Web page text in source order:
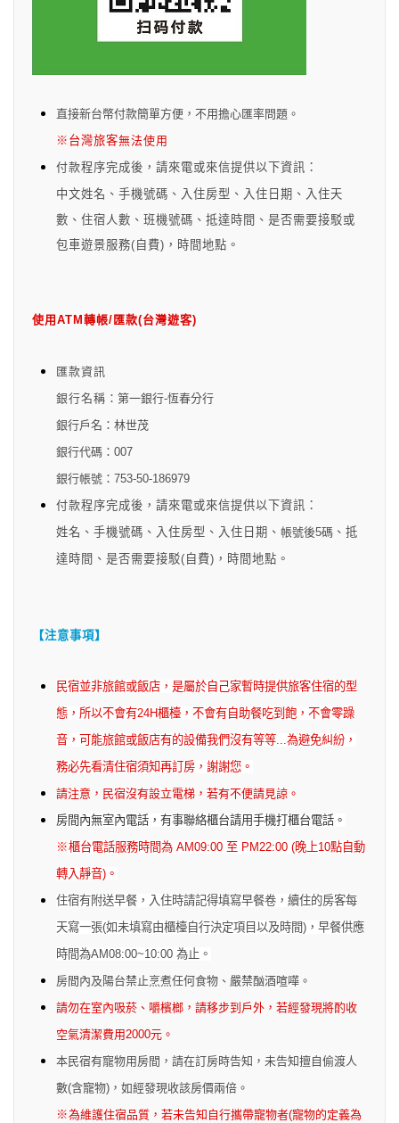
直接新台幣付款簡單方便，不用擔心匯率問題。
※ 台灣旅客無法使用
付款程序完成後 ， 請來電或來信提供以下資訊：
中文姓名 、 手機號碼 、 入住房型 、 入住日期 、 入住天
數 、 住宿人數 、 班機號碼 、 抵達時間 、 是否需要接駁或
包車遊景服務(自費) ， 時間地點 。
使用ATM轉帳/匯款(台灣遊客)
匯款資訊
銀行名稱 ：第一銀行-恆春分行
銀行戶名：林世茂
銀行代碼：007
銀行帳號：753-50-186979
付款程序完成後 ， 請來電或來信提供以下資訊：
姓名 、 手機號碼 、 入住房型 、 入住日期 、 帳號後5碼 、 抵
達時間 、 是否需要接駁(自費) ， 時間地點 。
【注意事項】
民宿並非旅館或飯店，是屬於自己家暫時提供旅客住宿的型
態，所以不會有24H櫃檯，不會有自助餐吃到飽，不會零躁
音，可能旅館或飯店有的設備我們沒有等等...為避免糾紛，
務必先看清住宿須知再訂房，謝謝您。
請注意，民宿沒有設立電梯，若有不便請見諒。
房間內無室內電話，有事聯絡櫃台請用手機打櫃台電話。
※櫃台電話服務時間為 AM09:00 至 PM22:00 (晚上10點自動
轉入靜音) 。
住宿有附送早餐，入住時請記得填寫早餐卷，續住的房客每
天寫一張(如未填寫由櫃檯自行決定項目以及時間) ，早餐供應
時間為AM08:00~10:00 為止。
房間內及陽台禁止烹煮任何食物、嚴禁酗酒喧嘩。
請勿在室內吸菸、嚼檳榔，請移步到戶外，若經發現將酌收
空氣清潔費用2000元。
本民宿有寵物用房間，請在訂房時告知，未告知擅自偷渡人
數(含寵物)，如經發現收該房價兩倍。
※為維護住宿品質，若未告知自行攜帶寵物者(寵物的定義為